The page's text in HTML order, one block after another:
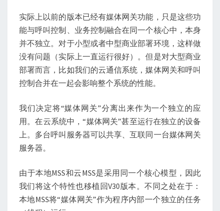
实际上以前的版本已经有媒体网关功能，只是这些功
能与呼叫控制、业务控制融合在同一个核心中，本身
并不独立。对于小型或者中型商业部署环境，这样做
没有问题（实际上一直运行很好）。但是对大型商业
部署而言，比如我们的云通信系统，媒体网关和呼叫
控制合并在一起会影响整个系统的性能。
我们决定将“媒体网关”分离出来作为一个独立的应
用。在云系统中，“媒体网关”甚至运行在独立的设备
上。多台呼叫服务器可以共享、互联同一台媒体网关
服务器。
由于本地MSS和云MSS是采用同一个核心模型，因此
我们将这个特性也移植回V30版本。不同之处在于：
本地MSS将“媒体网关”作为程序内部一个独立的任务